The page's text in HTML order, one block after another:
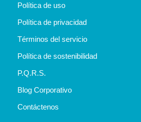
Política de uso
Política de privacidad
Términos del servicio
Política de sostenibilidad
P.Q.R.S.
Blog Corporativo
Contáctenos